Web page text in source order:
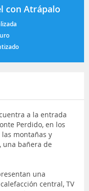
con Atrápalo
a la entrada
Perdido, en los
montañas y
una bañera de
una
central, TV